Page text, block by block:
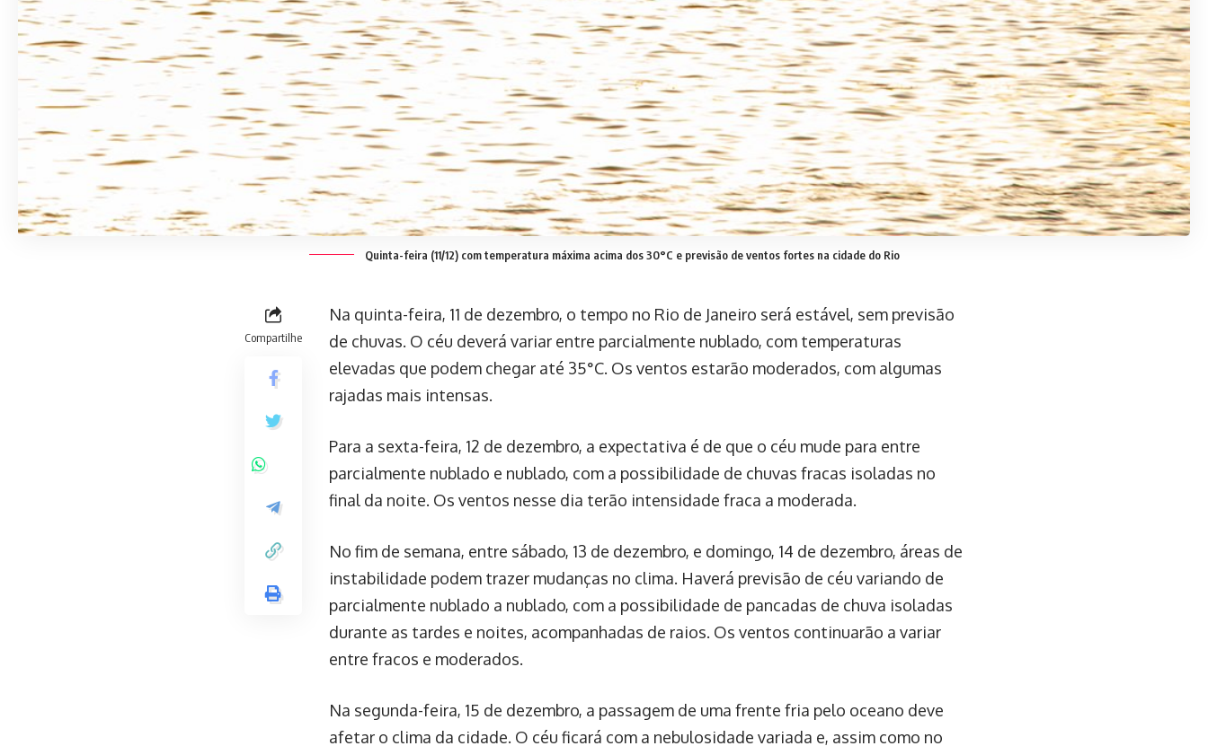
Quinta-feira (11/12) com temperatura máxima acima dos 30°C e previsão de ventos fortes na cidade do Rio
Compartilhe
Na quinta-feira, 11 de dezembro, o tempo no Rio de Janeiro será estável, sem previsão
de chuvas. O céu deverá variar entre parcialmente nublado, com temperaturas
elevadas que podem chegar até 35°C. Os ventos estarão moderados, com algumas
rajadas mais intensas.
Para a sexta-feira, 12 de dezembro, a expectativa é de que o céu mude para entre
parcialmente nublado e nublado, com a possibilidade de chuvas fracas isoladas no
final da noite. Os ventos nesse dia terão intensidade fraca a moderada.
No fim de semana, entre sábado, 13 de dezembro, e domingo, 14 de dezembro, áreas de
instabilidade podem trazer mudanças no clima. Haverá previsão de céu variando de
parcialmente nublado a nublado, com a possibilidade de pancadas de chuva isoladas
durante as tardes e noites, acompanhadas de raios. Os ventos continuarão a variar
entre fracos e moderados.
Na segunda-feira, 15 de dezembro, a passagem de uma frente fria pelo oceano deve
afetar o clima da cidade. O céu ficará com a nebulosidade variada e, assim como no